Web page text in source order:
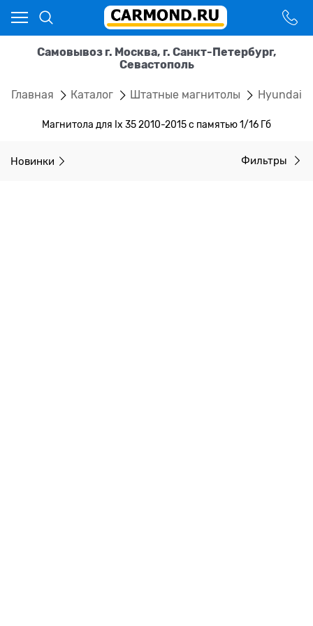
Самовывоз г. Москва, г. Санкт-Петербург,
Севастополь
Главная Каталог Штатные магнитолы Hyundai
Магнитола для Ix 35 2010-2015 с памятью 1/16 Гб
Новинки Фильтры